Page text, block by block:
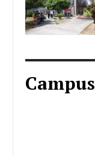
Campus